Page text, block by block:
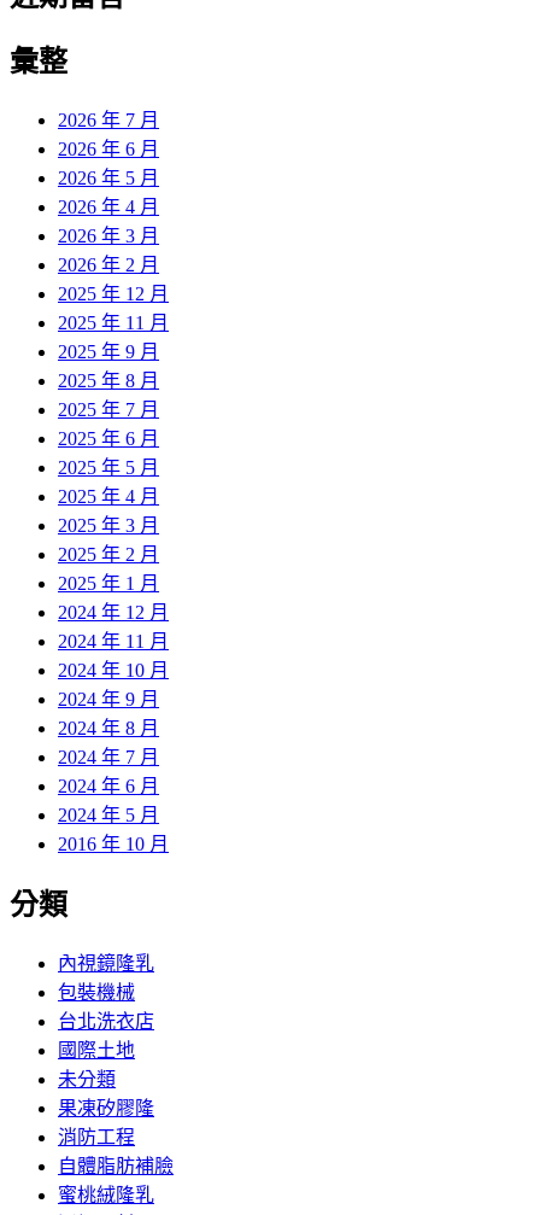
彙整
2026 年 7 月
2026 年 6 月
2026 年 5 月
2026 年 4 月
2026 年 3 月
2026 年 2 月
2025 年 12 月
2025 年 11 月
2025 年 9 月
2025 年 8 月
2025 年 7 月
2025 年 6 月
2025 年 5 月
2025 年 4 月
2025 年 3 月
2025 年 2 月
2025 年 1 月
2024 年 12 月
2024 年 11 月
2024 年 10 月
2024 年 9 月
2024 年 8 月
2024 年 7 月
2024 年 6 月
2024 年 5 月
2016 年 10 月
分類
內視鏡隆乳
包裝機械
台北洗衣店
國際土地
未分類
果凍矽膠隆
消防工程
自體脂肪補臉
蜜桃絨隆乳